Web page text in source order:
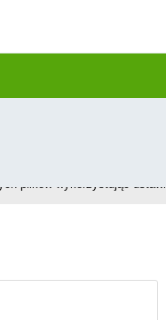
poziomie, serwis GPI
plików wykorzystując